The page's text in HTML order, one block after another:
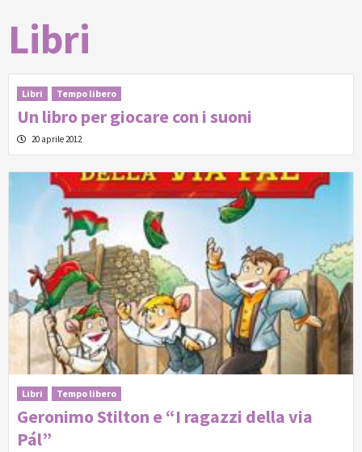
Libri
Libri Tempo libero
Un libro per giocare con i suoni
20 aprile 2012
Libri Tempo libero
Geronimo Stilton e “I ragazzi della via
Pál”